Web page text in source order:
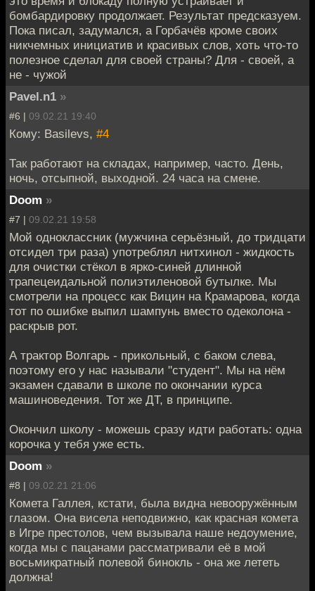
бомбардировку продолжает. Результат предсказуем.
Пока писал, задумался, а Горбачёв кроме своих
никчемных инициатив и красивых слов, хоть что-то
полезное сделал для своей страны? Для - своей, а
не - чужой
Pavel.n1 »
#6 | 09.02.21 19:40
Кому: Basilevs, #4
Так работают на складах, например, часто. День,
ночь, отсыпной, выходной. 24 часа на смене.
Doom »
#7 | 09.02.21 19:58
Мой одноклассник (мужчина серьёзный, до тридцати
отсидел три раза) употреблял нитхинол - жидкость
для очистки стёкол в ярко-синей длинной
трапецеидальной полиэтиленовой бутылке. Мы
смотрели на процесс как Вицин на Крамарова, когда
тот по ошибке выпил шампунь вместо одеколона -
раскрыв рот.
А трактор Волгарь - прикольный, с баком слева,
поэтому его у нас называли "студент". Мы на нём
экзамен сдавали в школе по окончании курса
машиноведения. Тот же ДТ, в принципе.
Окончил школу - можешь сразу идти работать: одна
корочка у тебя уже есть.
Doom »
#8 | 09.02.21 21:06
Комета Галлея, кстати, была видна невооружённым
глазом. Она висела неподвижно, как красная комета
в Игре престолов, чем вызывала наше недоумение,
когда мы с пацанами рассматривали её в мой
восьмикратный полевой бинокль - она же лететь
должна!